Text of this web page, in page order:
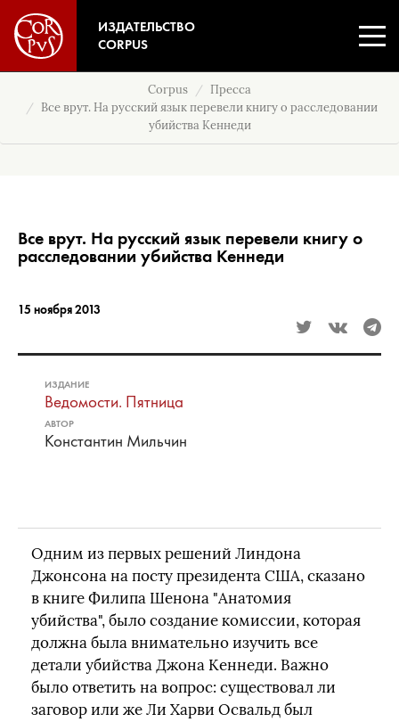
ИЗДАТЕЛЬСТВО
CORPUS
Corpus
Пресса
Все врут. На русский язык перевели книгу о расследовании
убийства Кеннеди
Все врут. На русский язык перевели книгу о
расследовании убийства Кеннеди
15 ноября 2013
ИЗДАНИЕ
Ведомости. Пятница
АВТОР
Константин Мильчин
Одним из первых решений Линдона
Джонсона на посту президента США, сказано
в книге Филипа Шенона "Анатомия
убийства", было создание комиссии, которая
должна была внимательно изучить все
детали убийства Джона Кеннеди. Важно
было ответить на вопрос: существовал ли
заговор или же Ли Харви Освальд был